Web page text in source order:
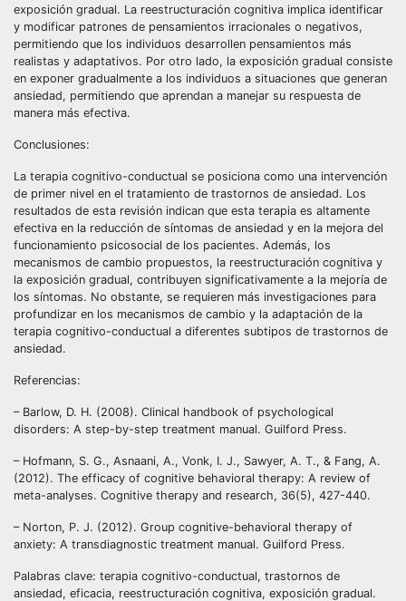
exposición gradual. La reestructuración cognitiva implica identificar
y modificar patrones de pensamientos irracionales o negativos,
permitiendo que los individuos desarrollen pensamientos más
realistas y adaptativos. Por otro lado, la exposición gradual consiste
en exponer gradualmente a los individuos a situaciones que generan
ansiedad, permitiendo que aprendan a manejar su respuesta de
manera más efectiva.
Conclusiones:
La terapia cognitivo-conductual se posiciona como una intervención
de primer nivel en el tratamiento de trastornos de ansiedad. Los
resultados de esta revisión indican que esta terapia es altamente
efectiva en la reducción de síntomas de ansiedad y en la mejora del
funcionamiento psicosocial de los pacientes. Además, los
mecanismos de cambio propuestos, la reestructuración cognitiva y
la exposición gradual, contribuyen significativamente a la mejoría de
los síntomas. No obstante, se requieren más investigaciones para
profundizar en los mecanismos de cambio y la adaptación de la
terapia cognitivo-conductual a diferentes subtipos de trastornos de
ansiedad.
Referencias:
– Barlow, D. H. (2008). Clinical handbook of psychological
disorders: A step-by-step treatment manual. Guilford Press.
– Hofmann, S. G., Asnaani, A., Vonk, I. J., Sawyer, A. T., & Fang, A.
(2012). The efficacy of cognitive behavioral therapy: A review of
meta-analyses. Cognitive therapy and research, 36(5), 427-440.
– Norton, P. J. (2012). Group cognitive-behavioral therapy of
anxiety: A transdiagnostic treatment manual. Guilford Press.
Palabras clave: terapia cognitivo-conductual, trastornos de
ansiedad, eficacia, reestructuración cognitiva, exposición gradual.